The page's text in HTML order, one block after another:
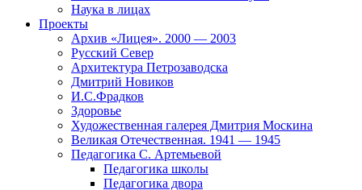
Наука в лицах
Проекты
Архив «Лицея». 2000 — 2003
Русский Север
Архитектура Петрозаводска
Дмитрий Новиков
И.С.Фрадков
Здоровье
Художественная галерея Дмитрия Москина
Великая Отечественная. 1941 — 1945
Педагогика С. Артемьевой
Педагогика школы
Педагогика двора